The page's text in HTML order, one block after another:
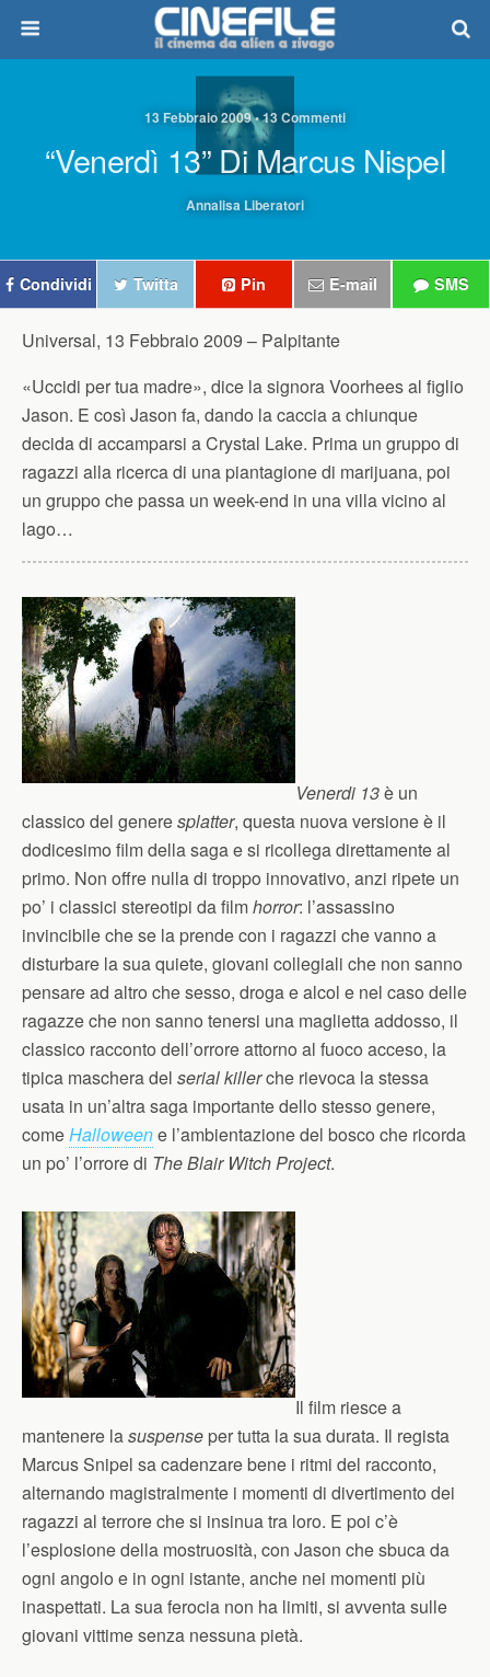
13 Febbraio 2009 • 13 Commenti
“Venerdì 13” Di Marcus Nispel
Annalisa Liberatori
Condividi Twitta Pin E-mail SMS
Universal, 13 Febbraio 2009 – Palpitante
«Uccidi per tua madre», dice la signora Voorhees al figlio
Jason. E così Jason fa, dando la caccia a chiunque
decida di accamparsi a Crystal Lake. Prima un gruppo di
ragazzi alla ricerca di una piantagione di marijuana, poi
un gruppo che passa un week-end in una villa vicino al
lago…
Venerdi 13è un
classico del generesplatter, questa nuova versione è il
dodicesimo film della saga e si ricollega direttamente al
primo. Non offre nulla di troppo innovativo, anzi ripete un
po’ i classici stereotipi da filmhorror: l’assassino
invincibile che se la prende con i ragazzi che vanno a
disturbare la sua quiete, giovani collegiali che non sanno
pensare ad altro che sesso, droga e alcol e nel caso delle
ragazze che non sanno tenersi una maglietta addosso, il
classico racconto dell’orrore attorno al fuoco acceso, la
tipica maschera del serial killerche rievoca la stessa
usata in un’altra saga importante dello stesso genere,
comeHalloweene l’ambientazione del bosco che ricorda
un po’ l’orrore di The Blair Witch Project.
Il film riesce a
mantenere lasuspense per tutta la sua durata. Il regista
Marcus Snipel sa cadenzare bene i ritmi del racconto,
alternando magistralmente i momenti di divertimento dei
ragazzi al terrore che si insinua tra loro. E poi c’è
l’esplosione della mostruosità, con Jason che sbuca da
ogni angolo e in ogni istante, anche nei momenti più
inaspettati. La sua ferocia non ha limiti, si avventa sulle
giovani vittime senza nessuna pietà.